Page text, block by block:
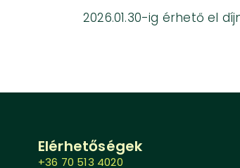
2026.01.30-ig érhető el
Elérhetőségek
+36 70 513 4020